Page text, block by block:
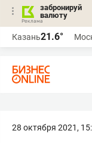
забронируй
валюту
Казань21.6°
28 октября 2021,